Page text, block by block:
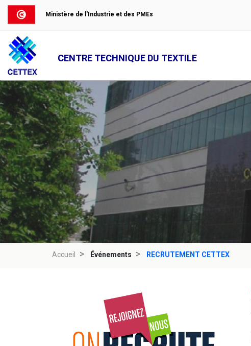
Ministère de l'Industrie et des PMEs
CENTRE TECHNIQUE DU TEXTILE
Accueil Événements RECRUTEMENT CETTEX